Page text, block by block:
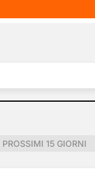
PROSSIMI 15 GIORNI